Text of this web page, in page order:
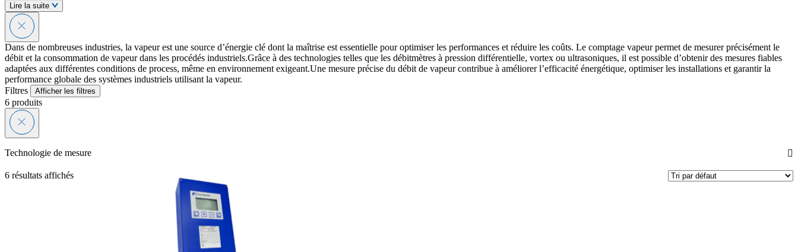
Lire la suite
Dans de nombreuses industries, la vapeur est une source d’énergie clé dont la maîtrise est essentielle pour optimiser les performances et réduire les coûts. Le comptage vapeur permet de mesurer précisément le
débit et la consommation de vapeur dans les procédés industriels.Grâce à des technologies telles que les débitmètres à pression différentielle, vortex ou ultrasoniques, il est possible d’obtenir des mesures fiables
adaptées aux différentes conditions de process, même en environnement exigeant.Une mesure précise du débit de vapeur contribue à améliorer l’efficacité énergétique, optimiser les installations et garantir la
performance globale des systèmes industriels utilisant la vapeur.
Filtres
Afficher les filtres
6 produits
Technologie de mesure
6 résultats affichés